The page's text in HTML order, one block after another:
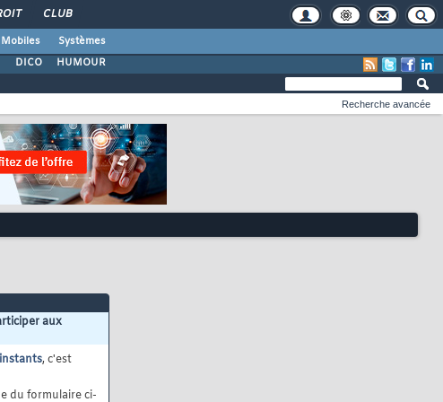
CLUB
Mobiles
Systèmes
DICO HUMOUR
Recherche avancée
aux
, c'est
du formulaire ci-